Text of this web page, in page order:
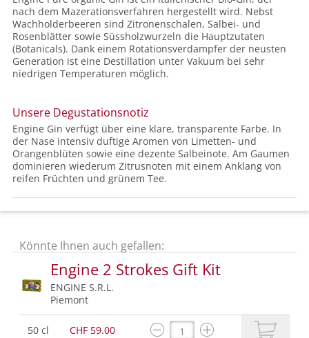
nach dem Mazerationsverfahren hergestellt wird. Nebst
Wachholderbeeren sind Zitronenschalen, Salbei- und
Rosenblätter sowie Süssholzwurzeln die Hauptzutaten
(Botanicals). Dank einem Rotationsverdampfer der neusten
Generation ist eine Destillation unter Vakuum bei sehr
niedrigen Temperaturen möglich.
Unsere Degustationsnotiz
Engine Gin verfügt über eine klare, transparente Farbe. In
der Nase intensiv duftige Aromen von Limetten- und
Orangenblüten sowie eine dezente Salbeinote. Am Gaumen
dominieren wiederum Zitrusnoten mit einem Anklang von
reifen Früchten und grünem Tee.
Könnte Ihnen auch gefallen:
Engine 2 Strokes Gift Kit
ENGINE S.R.L.
Piemont
50 cl CHF 59.00